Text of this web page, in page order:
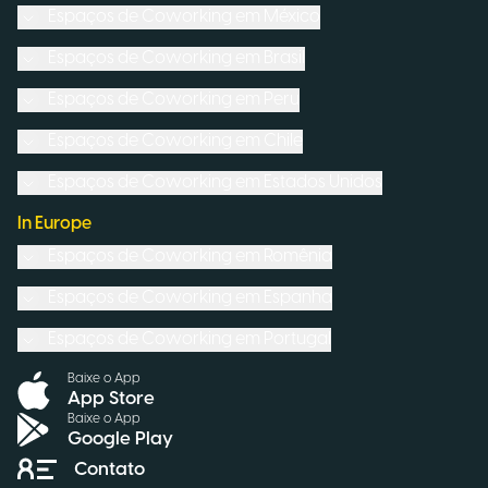
In Europe
Baixe o App
App Store
Baixe o App
Google Play
Contato